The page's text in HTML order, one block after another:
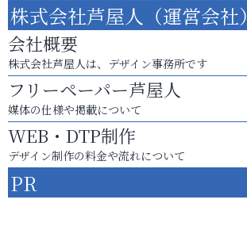
株式会社芦屋人（運営会社）
会社概要
株式会社芦屋人は、デザイン事務所です
フリーペーパー芦屋人
媒体の仕様や掲載について
WEB・DTP制作
デザイン制作の料金や流れについて
PR